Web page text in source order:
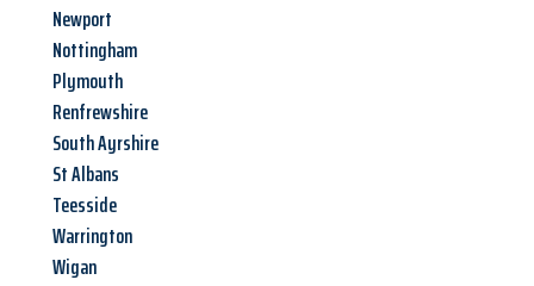
Newport
Nottingham
Plymouth
Renfrewshire
South Ayrshire
St Albans
Teesside
Warrington
Wigan